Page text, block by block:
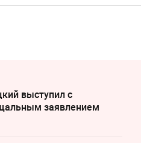
выступил с
заявлением